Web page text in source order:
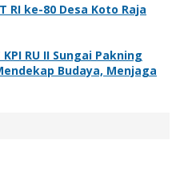
RI ke-80 Desa Koto Raja
RU II Sungai Pakning
Budaya, Menjaga